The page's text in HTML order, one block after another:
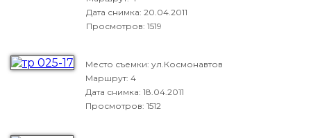
Дата снимка: 20.04.2011
Просмотров: 1519
Место съемки: ул.Космонавтов
Маршрут: 4
Дата снимка: 18.04.2011
Просмотров: 1512